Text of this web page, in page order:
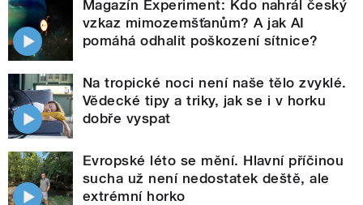
Magazín Experiment: Kdo nahrál český
vzkaz mimozemšťanům? A jak AI
pomáhá odhalit poškození sítnice?
Na tropické noci není naše tělo zvyklé.
Vědecké tipy a triky, jak se i v horku
dobře vyspat
Evropské léto se mění. Hlavní příčinou
sucha už není nedostatek deště, ale
extrémní horko